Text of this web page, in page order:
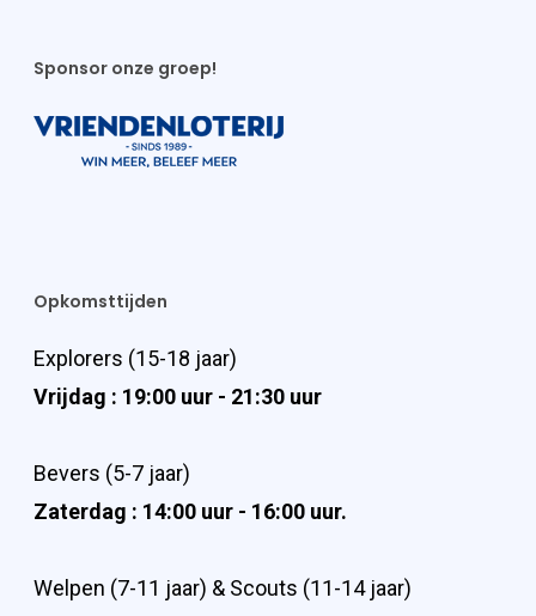
Sponsor onze groep!
Opkomsttijden
Explorers (15-18 jaar)
Vrijdag : 19:00 uur - 21:30 uur
Bevers (5-7 jaar)
Zaterdag : 14:00 uur - 16:00 uur.
Welpen (7-11 jaar) & Scouts (11-14 jaar)